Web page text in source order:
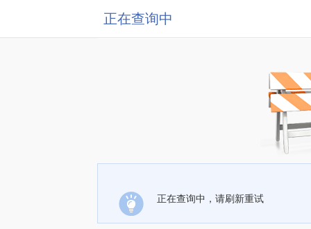
正在查询中
正在查询中，请刷新重试